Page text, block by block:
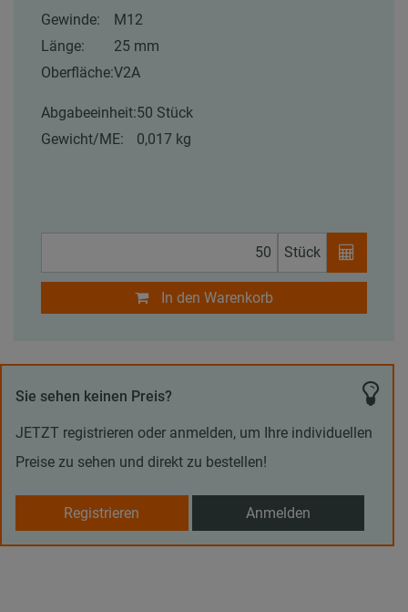
Gewinde:
M12
Länge:
25 mm
Oberfläche:V2A
Abgabeeinheit:50 Stück
Gewicht/ME:
0,017 kg
Stück
In den Warenkorb
Sie sehen keinen Preis?
JETZT registrieren oder anmelden, um Ihre individuellen
Preise zu sehen und direkt zu bestellen!
Registrieren Anmelden